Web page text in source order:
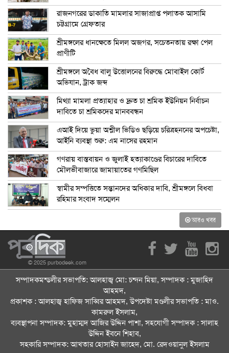
রাজনগরের ডাকাতি মামলার সাজাপ্রাপ্ত পলাতক আসামি
চট্টগ্রামে গ্রেফতার
শ্রীমঙ্গলের ধানক্ষেতে মিলল অজগর, সচেতনতায় রক্ষা পেল
প্রাণীটি
শ্রীমঙ্গলে অবৈধ বালু উত্তোলনের বিরুদ্ধে মোবাইল কোর্ট
অভিযান, ট্রাক জব্দ
মিথ্যা মামলা প্রত্যাহার ও দ্রুত চা শ্রমিক ইউনিয়ন নির্বাচন
দাবিতে চা শ্রমিকদের মানববন্ধন
এআই দিয়ে ভুয়া অশ্লীল ভিডিও ছড়িয়ে চরিত্রহননের অপচেষ্টা,
আইনি ব্যবস্থা শুরু: এম নাসের রহমান
গণরায় বাস্তবায়ন ও জুলাই হত্যাকাণ্ডের বিচারের দাবিতে
মৌলভীবাজারে জামায়াতের গণমিছিল
স্বামীর সম্পত্তিতে সন্তানদের অধিকার দাবি, শ্রীমঙ্গলে বিধবা
রহিমার সংবাদ সম্মেলন
আরও খবর
© 2025 purbodeek.com
সম্পাদকমন্ডলীর সভাপতি: আলহাজ্ব মো: চন্দন মিয়া, সম্পাদক : মুজাহিদ
আহমদ,
প্রকাশক : আলহাজ্ব হাফিজ সাব্বির আহমদ, উপদেষ্টা মণ্ডলীর সভাপতি : মাও.
কামরুল ইসলাম,
ব্যবস্থাপনা সম্পাদক: মুহাম্মদ আজির উদ্দিন পাশা, সহযোগী সম্পাদক : সালাহ
উদ্দিন ইবনে শিহাব,
সহকারি সম্পাদক: আখতার হোসাইন জাহেদ, মো. রেদওয়ানুল ইসলাম